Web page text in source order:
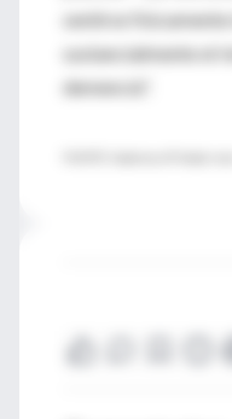
sentirse
sustancialmente el
demencia".